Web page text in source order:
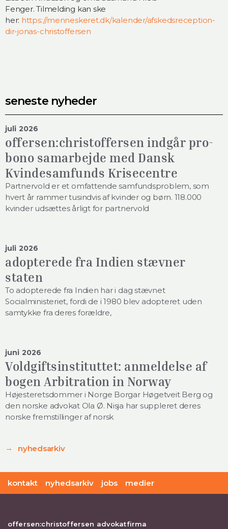
Fenger. Tilmelding kan ske
her: https://menneskeret.dk/kalender/afskedsreception-
dir-jonas-christoffersen
seneste nyheder
juli 2026
offersen:christoffersen indgår pro-
bono samarbejde med Dansk
Kvindesamfunds Krisecentre
Partnervold er et omfattende samfundsproblem, som
hvert år rammer tusindvis af kvinder og børn. 118.000
kvinder udsættes årligt for partnervold
juli 2026
adopterede fra Indien stævner
staten
To adopterede fra Indien har i dag stævnet
Socialministeriet, fordi de i 1980 blev adopteret uden
samtykke fra deres forældre,
juni 2026
Voldgiftsinstituttet: anmeldelse af
bogen Arbitration in Norway
Højesteretsdommer i Norge Borgar Høgetveit Berg og
den norske advokat Ola Ø. Nisja har suppleret deres
norske fremstillinger af norsk
nyhedsarkiv
kontakt nyhedsarkiv jobs medier
offersen:christoffersen advokatfirma